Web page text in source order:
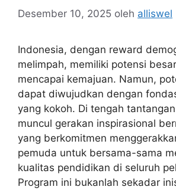
Desember 10, 2025 oleh alliswel
Indonesia, dengan reward
melimpah, memiliki potensi
mencapai kemajuan. Namun,
dapat diwujudkan dengan
yang kokoh. Di tengah
muncul gerakan inspirasional
yang berkomitmen
pemuda untuk bersama-sama
kualitas pendidikan di seluruh
Program ini bukanlah sekadar